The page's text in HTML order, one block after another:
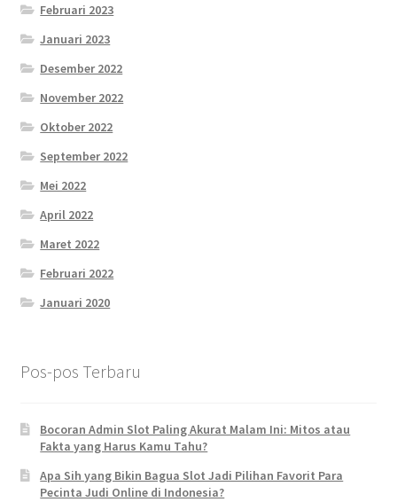
Februari 2023
Januari 2023
Desember 2022
November 2022
Oktober 2022
September 2022
Mei 2022
April 2022
Maret 2022
Februari 2022
Januari 2020
Pos-pos Terbaru
Bocoran Admin Slot Paling Akurat Malam Ini: Mitos atau
Fakta yang Harus Kamu Tahu?
Apa Sih yang Bikin Bagua Slot Jadi Pilihan Favorit Para
Pecinta Judi Online di Indonesia?